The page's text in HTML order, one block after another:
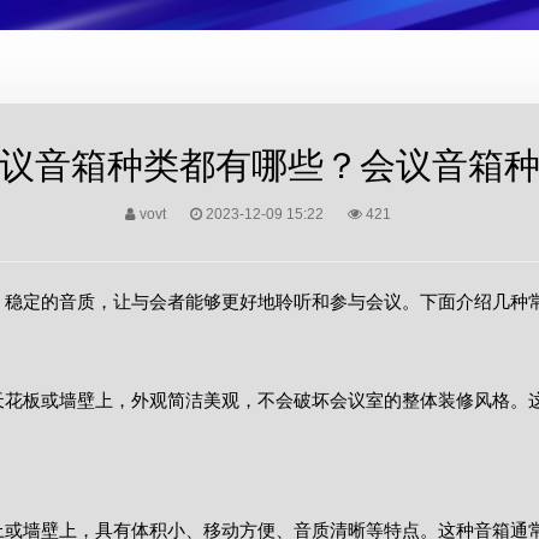
音箱种类都有哪些？会议音箱
vovt 2023-12-09 15:22 421
定的音质，让与会者能够更好地聆听和参与会议。下面介绍几种
板或墙壁上，外观简洁美观，不会破坏会议室的整体装修风格
墙壁上，具有体积小、移动方便、音质清晰等特点。这种音箱